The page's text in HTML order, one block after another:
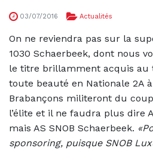
03/07/2016 Actualités
On ne reviendra pas sur la
1030 Schaerbeek, dont nous
le titre brillamment acquis au
toute beauté en Nationale 2A à
Brabançons militeront du
l’élite et il ne faudra plus dire
mais AS SNOB Schaerbeek.
sponsoring, puisque SNOB